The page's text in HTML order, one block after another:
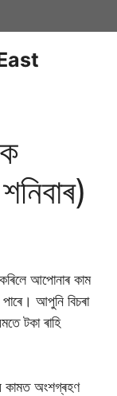
আপোনাৰ কাম
আপুনি বিচৰা
টকা ৰাহি
কামত অংশগ্ৰহণ